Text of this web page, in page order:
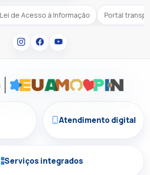
Lei de Acesso à Informação Portal
Atendimento digital
Serviços integrados